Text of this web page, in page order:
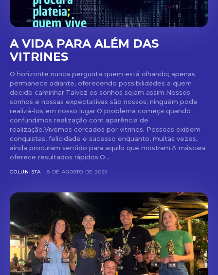
A VIDA PARA ALÉM DAS
VITRINES
O horizonte nunca pergunta quem está olhando; apenas
permanece adiante, oferecendo possibilidades a quem
decide caminhar.Talvez os sonhos sejam assim.Nossos
sonhos e nossas expectativas são nossos; ninguém pode
realizá-los em nosso lugar.O problema começa quando
confundimos realização com aparência de
realização.Vivemos cercados por vitrines. Pessoas exibem
conquistas, felicidade e sucesso enquanto, muitas vezes,
ainda procuram sentido para aquilo que mostram.A máscara
oferece resultados rápidos.O...
COLUNISTA 8 DE AGOSTO DE 2026